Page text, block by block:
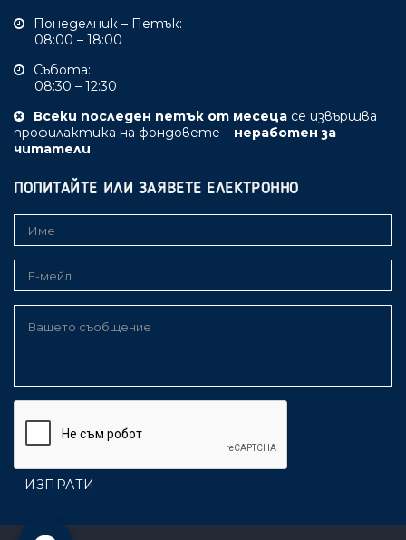
Понеделник – Петък:
08:00 – 18:00
Събота:
08:30 – 12:30
Всеки последен петък от месеца се извършва
профилактика на фондовете – неработен за
читатели
ПОПИТАЙТЕ ИЛИ ЗАЯВЕТЕ ЕЛЕКТРОННО